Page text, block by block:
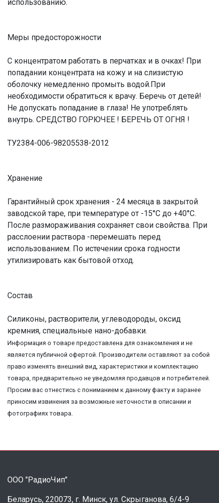
использованию.
Меры предосторожности
С концентратом работать в перчатках и в очках! При
попадании концентрата на кожу и на слизистую
оболочку немедленно промыть водой.При
необходимости обратиться к врачу. Беречь от детей!
Не допускать попадание в глаза! Не употреблять
внутрь. СРЕДСТВО ГОРЮЧЕЕ ! БЕРЕЧЬ ОТ ОГНЯ !
ТУ2384-006-98205538-2012
Хранение
Гарантийный срок хранения - 24 месяца в закрытой
заводской таре, при температуре от -15°С до +40°С.
После размораживания сохраняет свои свойства. При
расслоении раствора -перемешать перед
использованием. По истечении срока годности
утилизировать как бытовой отход.
Состав
Силиконы, растворители, углеводороды, оксид
кремния, специальные нано-добавки.
Информация о товаре предоставлена для ознакомления и не
является публичной офертой. Производители оставляют за собой
право изменять внешний вид, характеристики и комплектацию
товара, предварительно не уведомляя продавцов и потребителей.
Просим вас отнестись с пониманием к данному факту и заранее
приносим извинения за возможные неточности в описании и
фотографиях товара.
ООО "РадиоЧип"
Беларусь, 220073, г. Минск, ул. Скрыганова, 6/4-9